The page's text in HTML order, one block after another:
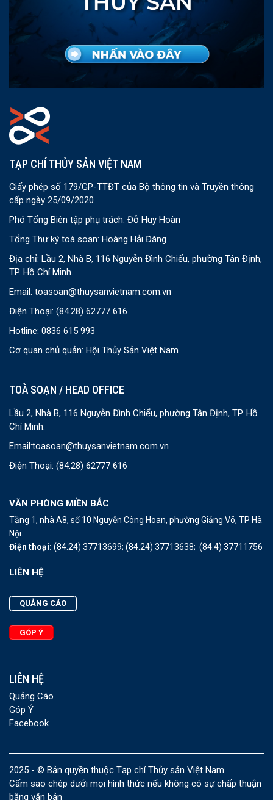
TẠP CHÍ THỦY SẢN VIỆT NAM
Giấy phép số 179/GP-TTĐT của Bộ thông tin và Truyền thông
cấp ngày 25/09/2020
Phó Tổng Biên tập phụ trách: Đỗ Huy Hoàn
Tổng Thư ký toà soạn: Hoàng Hải Đăng
Địa chỉ: Lầu 2, Nhà B, 116 Nguyễn Đình Chiểu, phường Tân Định,
TP. Hồ Chí Minh.
Email: toasoan@thuysanvietnam.com.vn
Điện Thoại: (84.28) 62777 616
Hotline: 0836 615 993
Cơ quan chủ quản: Hội Thủy Sản Việt Nam
TOÀ SOẠN / HEAD OFFICE
Lầu 2, Nhà B, 116 Nguyễn Đình Chiểu, phường Tân Định, TP. Hồ
Chí Minh.
Email:toasoan@thuysanvietnam.com.vn
Điện Thoại: (84.28) 62777 616
VĂN PHÒNG MIỀN BẮC
Tầng 1, nhà A8, số 10 Nguyễn Công Hoan, phường Giảng Võ, TP Hà
Nội.
Điện thoại: (84.24) 37713699; (84.24) 37713638; (84.4) 37711756
LIÊN HỆ
QUẢNG CÁO
GÓP Ý
LIÊN HỆ
Quảng Cáo
Góp Ý
Facebook
2025 - © Bản quyền thuộc Tạp chí Thủy sản Việt Nam
Cấm sao chép dưới mọi hình thức nếu không có sự chấp thuận
bằng văn bản